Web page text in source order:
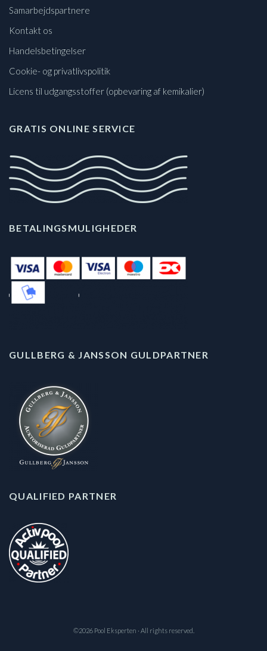
Samarbejdspartnere
Kontakt os
Handelsbetingelser
Cookie- og privatlivspolitik
Licens til udgangsstoffer (opbevaring af kemikalier)
GRATIS ONLINE SERVICE
BETALINGSMULIGHEDER
GULLBERG & JANSSON GULDPARTNER
QUALIFIED PARTNER
©2026 Pool Eksperten · All rights reserved.